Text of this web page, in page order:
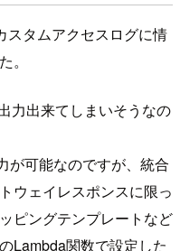
スタムアクセスログに情
。
力出来てしまいそうなの
が可能なのですが、統合
ウェイレスポンスに限っ
ピングテンプレートなど
Lambda関数で設定した